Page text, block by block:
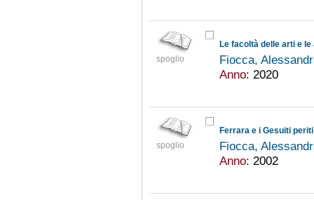
spoglio
Fiocca,
Anno: 2020
spoglio
Ferrara e i Gesuiti
Fiocca,
Anno: 2002